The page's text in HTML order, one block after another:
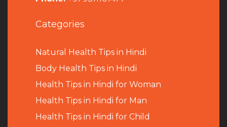
Categories
Natural Health Tips in Hindi
Body Health Tips in Hindi
Health Tips in Hindi for Woman
Health Tips in Hindi for Man
Health Tips in Hindi for Child